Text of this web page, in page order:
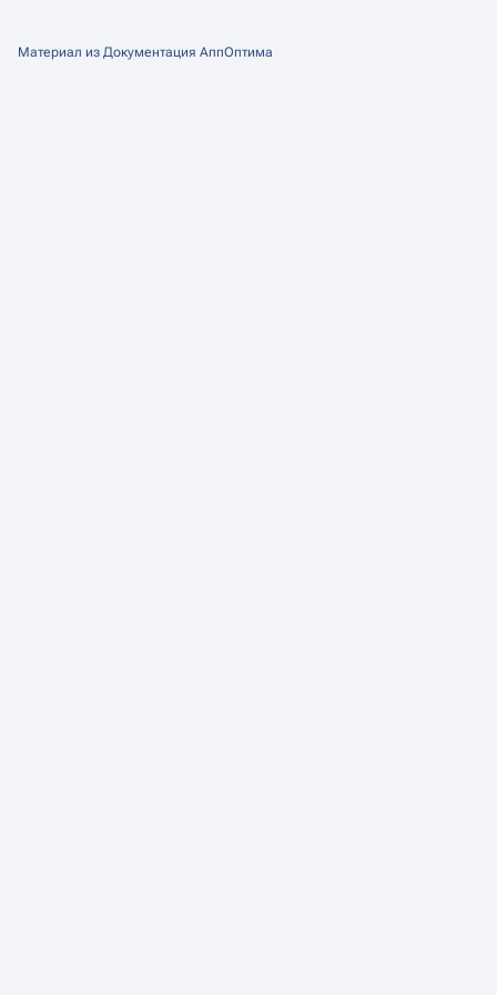
Материал из Документация АппОптима